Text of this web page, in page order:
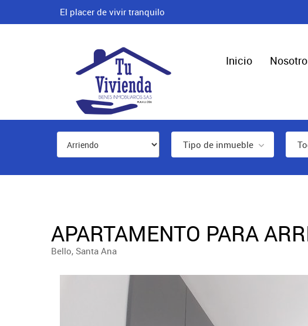
El placer de vivir tranquilo
Inicio
Tipo de inmueble
APARTAMENTO PARA
Bello, Santa Ana